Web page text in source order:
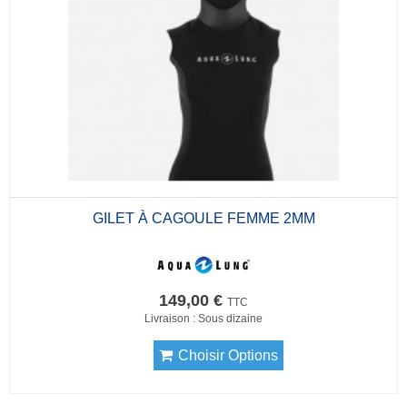
GILET À CAGOULE FEMME 2MM
149,00 € TTC
Livraison : Sous dizaine
Choisir Options